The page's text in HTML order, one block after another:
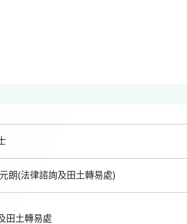
朗(法律諮詢及田土轉易處)
田土轉易處